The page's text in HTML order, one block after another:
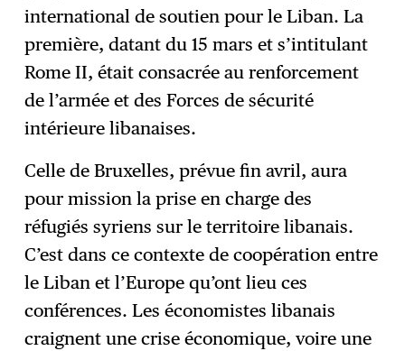
international de soutien pour le Liban. La
première, datant du 15 mars et s’intitulant
Rome II, était consacrée au renforcement
de l’armée et des Forces de sécurité
intérieure libanaises.
Celle de Bruxelles, prévue fin avril, aura
pour mission la prise en charge des
réfugiés syriens sur le territoire libanais.
C’est dans ce contexte de coopération entre
le Liban et l’Europe qu’ont lieu ces
conférences. Les économistes libanais
craignent une crise économique, voire une